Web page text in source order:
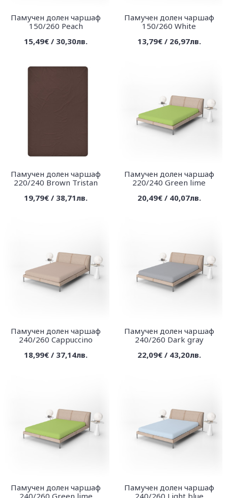
Памучен долен чаршаф
150/260 Peach
15,49€ / 30,30лв.
Памучен долен чаршаф
150/260 White
13,79€ / 26,97лв.
Памучен долен чаршаф
220/240 Brown Tristan
19,79€ / 38,71лв.
Памучен долен чаршаф
220/240 Green lime
20,49€ / 40,07лв.
Памучен долен чаршаф
240/260 Cappuccino
18,99€ / 37,14лв.
Памучен долен чаршаф
240/260 Dark gray
22,09€ / 43,20лв.
Памучен долен чаршаф
240/260 Green lime
Памучен долен чаршаф
240/260 Light blue